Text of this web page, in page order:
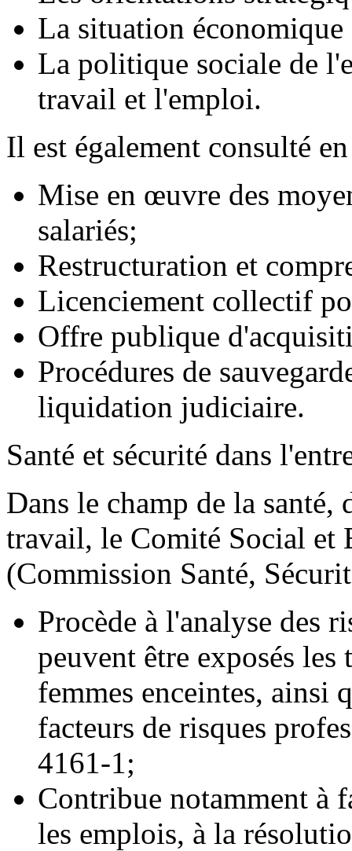
La situation
La politique sociale de
travail et l'emploi.
Il est également consulté
Mise en œuvre des
salariés;
Restructuration et
Licenciement collectif
Offre publique
Procédures de
liquidation judiciaire.
Santé et sécurité dans
Dans le champ de la santé,
travail, le Comité Social et
(Commission Santé,
Procède à l'analyse des
peuvent être exposés
femmes enceintes, ainsi
facteurs de risques
4161-1;
Contribue notamment à
les emplois, à la